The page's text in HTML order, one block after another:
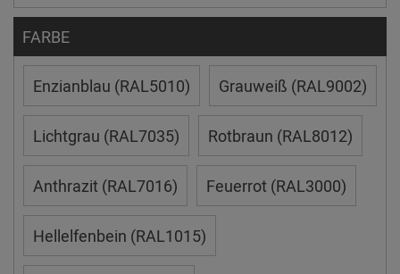
FARBE
Enzianblau (RAL5010) Grauweiß (RAL9002)
Lichtgrau (RAL7035) Rotbraun (RAL8012)
Anthrazit (RAL7016) Feuerrot (RAL3000)
Hellelfenbein (RAL1015)